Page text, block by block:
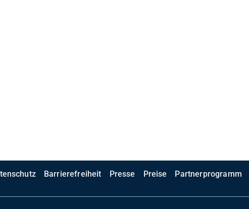
Barrierefreiheit Presse Preise Partnerprogramm